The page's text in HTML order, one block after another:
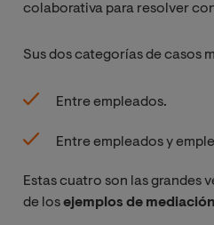
colaborativa para resolver
Sus dos categorías de casos
Entre empleados.
Entre empleados y
Estas cuatro son las grandes
de losejemplos de mediación